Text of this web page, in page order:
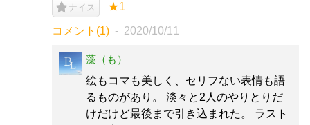
ナイス ★1
コメント(1) 2020/10/11
藻（も）
絵もコマも美しく、セリフない表情も語
るものがあり。 淡々と2人のやりとりだ
けだけど最後まで引き込まれた。 ラスト